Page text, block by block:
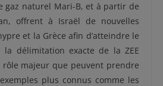
gaz naturel Mari-B, et à partir de
offrent à Israël de nouvelles
et la Grèce afin d’atteindre le
délimitation exacte de la ZEE
majeur que peuvent prendre
plus connus comme les